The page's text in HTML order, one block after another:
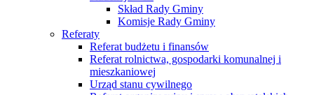
Skład Rady Gminy
Komisje Rady Gminy
Referaty
Referat budżetu i finansów
Referat rolnictwa, gospodarki komunalnej i
mieszkaniowej
Urząd stanu cywilnego